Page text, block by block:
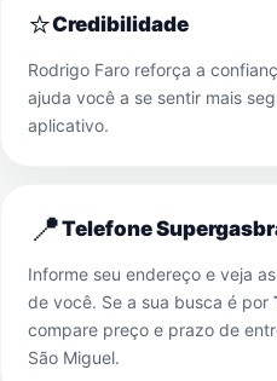
⭐Credibilidade
Rodrigo Faro reforça a
ajuda você a se sentir mais
aplicativo.
📍Telefone
Informe seu endereço e veja
de você. Se a sua busca é por
compare preço e prazo de
São Miguel.